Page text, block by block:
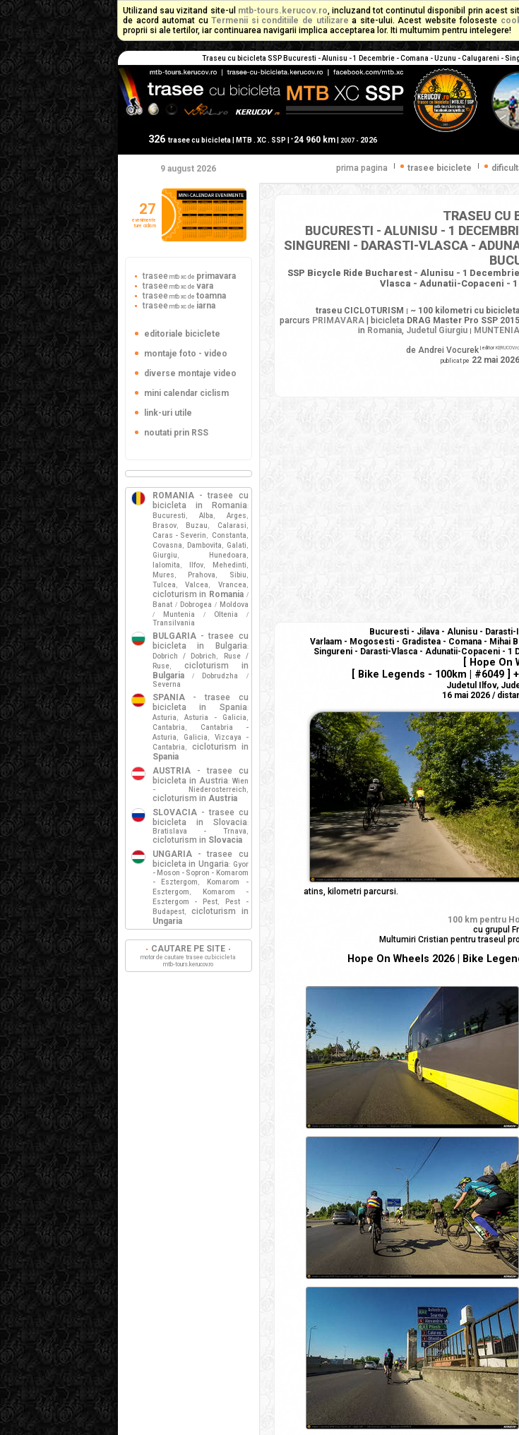
Utilizand sau vizitand site-ul mtb-tours.kerucov.ro, incluzand tot continutul disponibil prin acest
de acord automat cuTermenii si conditiile de utilizare a site-ului. Acest website foloseste
proprii si ale tertilor, iar continuarea navigarii implica acceptarea lor. Iti multumim pentru intelegere!
Traseu cu bicicleta SSP Bucuresti - Alunisu - 1 Decembrie - Comana - Uzunu - Calugareni -
326 trasee cu bicicleta | MTB . XC . SSP | + 24 960 km 2007 - 2026
9 august 2026 prima pagina trasee biciclete
TRASEU CU
BUCURESTI - ALUNISU - 1
SINGURENI - DARASTI-VLASCA -
SSP Bicycle Ride Bucharest - Alunisu - 1
Vlasca - Adunatii-Copaceni -
traseu CICLOTURISM ~ 100 kilometri cu bicicleta
parcurs PRIMAVARA| bicicleta DRAG Master Pro SSP 2015
in Romania, Judetul Giurgiu
MUNTENIA
de Andrei Vocurek| editor KERUCOV.ro
publicat pe 22 mai 2026
Bucuresti - Jilava - Alunisu -
Varlaam - Mogosesti - Gradistea - Comana - Mihai
Singureni - Darasti-Vlasca - Adunatii-Copaceni -
[ Hope On
[ Bike Legends - 100km | #6049 ]
Judetul Ilfov,
16 mai 2026 /
atins, kilometri parcursi.
100 km pentru
cu grupul
Multumiri Cristian pentru traseul
Hope On Wheels 2026 | Bike
27
evenimente
ture ciclism
trasee mtb xc de primavara
trasee mtb xc de vara
trasee mtb xc de toamna
trasee mtb xc de iarna
editoriale biciclete
montaje foto - video
diverse montaje video
mini calendar ciclism
link-uri utile
noutati prin RSS
ROMANIA- trasee cu
bicicleta in Romania:
Bucuresti , Alba , Arges ,
Brasov, Buzau , Calarasi ,
Caras - Severin , Constanta ,
Covasna , Dambovita , Galati ,
Giurgiu , Hunedoara ,
Ialomita , Ilfov, Mehedinti ,
Mures , Prahova , Sibiu ,
Tulcea , Valcea , Vrancea ,
cicloturism in Romania /
Banat / Dobrogea / Moldova
/ Muntenia / Oltenia /
Transilvania
BULGARIA- trasee cu
bicicleta in Bulgaria:
Dobrich / Dobrich ,
Ruse /
Ruse,
cicloturism in
Bulgaria
/ Dobrudzha /
Severna
SPANIA- trasee cu
bicicleta in Spania:
Asturia , Asturia - Galicia ,
Cantabria ,
Cantabria -
Asturia , Galicia ,
Vizcaya -
Cantabria ,
cicloturism in
Spania
AUSTRIA- trasee cu
bicicleta in Austria: Wien
- Niederosterreich ,
cicloturism in Austria
SLOVACIA- trasee cu
bicicleta in Slovacia:
Bratislava - Trnava ,
cicloturism in Slovacia
UNGARIA- trasee cu
bicicleta in Ungaria: Gyor
- Moson - Sopron - Komarom
- Esztergom ,
Komarom -
Esztergom ,
Komarom -
Esztergom - Pest,
Pest -
Budapest,
cicloturism in
Ungaria
CAUTARE PE SITE
motor de cautare trasee cu bicicleta
mtb-tours.kerucov.ro